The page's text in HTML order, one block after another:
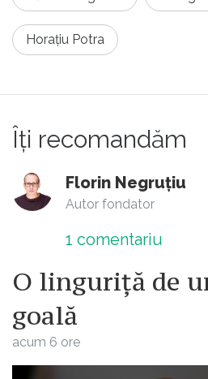
bune și cu rele.
Horațiu Potra
Îți recomandăm
Florin Negruțiu
Autor fondator
1 comentariu
O linguriță de
goală
acum 6 ore